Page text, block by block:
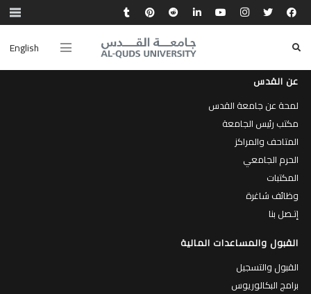
English
عن القدس
لمحة عن جامعة القدس
مكتب رئيس الجامعة
المتاحف والمراكز
الحرم الجامعي
المكتبات
وظائف شاغرة
إتـصل بنا
القبول والمساعدات المالية
القبول والتسجيل
برامج البكالوريوس